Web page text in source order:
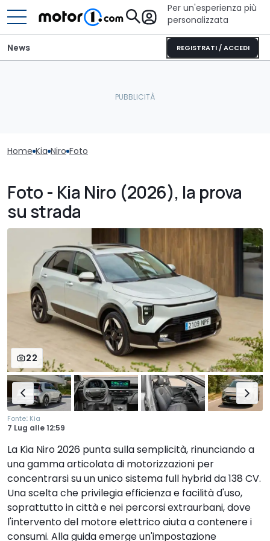
Per un'esperienza più
personalizzata
REGISTRATI / ACCEDI
News
Home Kia Niro Foto
Foto - Kia Niro (2026), la prova
su strada
22
Fonte: Kia
7 Lug alle12:59
La Kia Niro 2026 punta sulla semplicità, rinunciando a
una gamma articolata di motorizzazioni per
concentrarsi su un unico sistema full hybrid da 138 CV.
Una scelta che privilegia efficienza e facilità d'uso,
soprattutto in città e nei percorsi extraurbani, dove
l'intervento del motore elettrico aiuta a contenere i
consumi. Alla guida emerge un'impostazione